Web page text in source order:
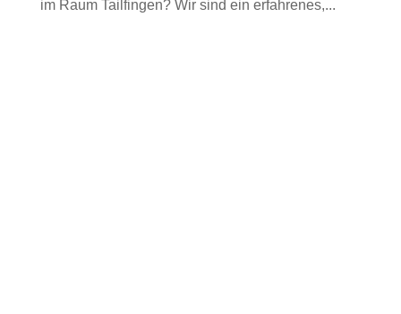
im Raum Tailfingen? Wir sind ein erfahrenes,...